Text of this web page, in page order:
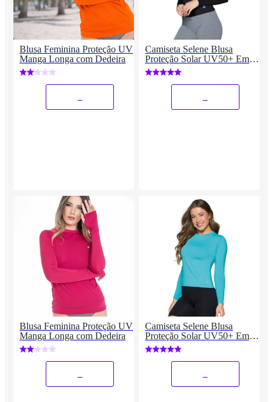
Blusa Feminina Proteção UV
Manga Longa com Dedeira
Camiseta Selene Blusa
Proteção Solar UV50+ Em
Manga Longa Feminino
Esporte Praia Piscina
Blusa Feminina Proteção UV
Manga Longa com Dedeira
Camiseta Selene Blusa
Proteção Solar UV50+ Em
Manga Longa Feminino
Esporte Praia Piscina